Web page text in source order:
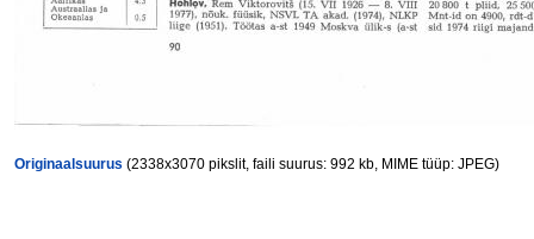
Originaalsuurus (2338x3070 pikslit, faili suurus: 992 kb, MIME tüüp: JPEG)